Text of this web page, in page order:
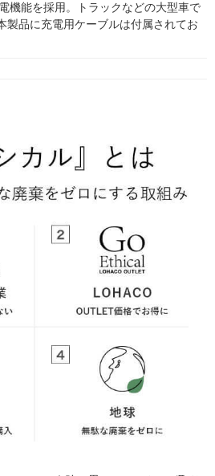
機能を採用。トラックなどの大型車で
製品に充電用ケーブルは付属されてお